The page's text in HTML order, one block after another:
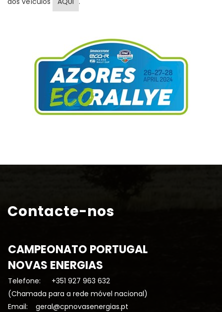
Contacte-nos
CAMPEONATO PORTUGAL
NOVAS ENERGIAS
Telefone:
+351 927 963 632
(Chamada para a rede móvel nacional)
Email: geral@cpnovasenergias.pt